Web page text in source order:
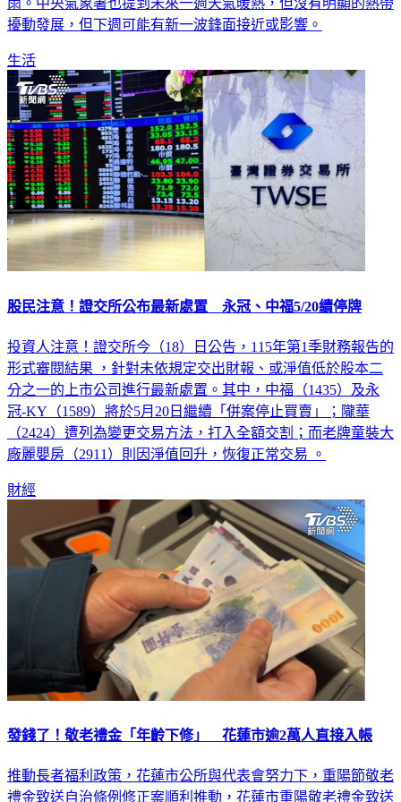
雨。中央氣象署也提到未來一週天氣暖熱，但沒有明顯的熱帶
擾動發展，但下週可能有新一波鋒面接近或影響。
生活
股民注意！證交所公布最新處置 永冠、中福5/20續停牌
投資人注意！證交所今（18）日公告，115年第1季財務報告的
形式審閱結果 ，針對未依規定交出財報、或淨值低於股本二
分之一的上市公司進行最新處置。其中，中福（1435）及永
冠-KY（1589）將於5月20日繼續「併案停止買賣」；隴華
（2424）遭列為變更交易方法，打入全額交割；而老牌童裝大
廠麗嬰房（2911）則因淨值回升，恢復正常交易 。
財經
發錢了！敬老禮金「年齡下修」 花蓮市逾2萬人直接入帳
推動長者福利政策，花蓮市公所與代表會努力下，重陽節敬老
禮金致送自治條例修正案順利推動，花蓮市重陽敬老禮金致送